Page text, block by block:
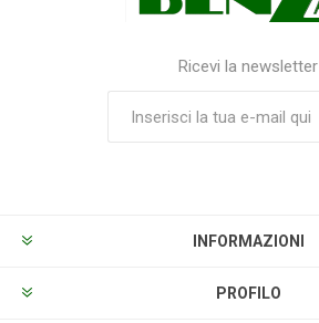
Ricevi la newsletter
INFORMAZIONI
PROFILO